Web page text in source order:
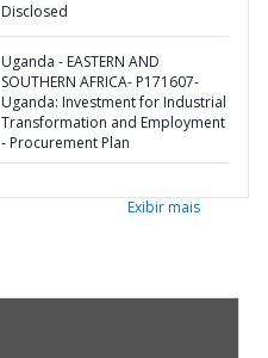
Disclosed
Uganda - EASTERN AND
SOUTHERN AFRICA- P171607-
Uganda: Investment for Industrial
Transformation and Employment
- Procurement Plan
Exibir mais